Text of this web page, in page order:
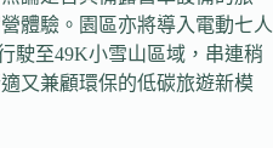
體驗。園區亦將導入電動七人
駛至49K小雪山區域，串連稍
又兼顧環保的低碳旅遊新模